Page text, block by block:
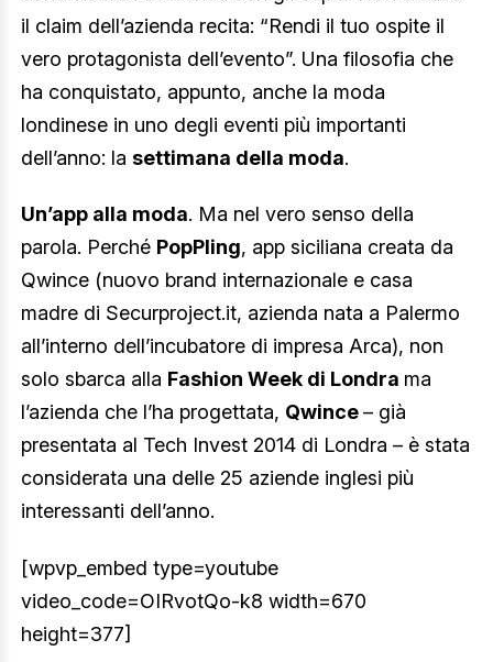
il claim dell’azienda recita: “Rendi il tuo ospite il
vero protagonista dell’evento”. Una filosofia che
ha conquistato, appunto, anche la moda
londinese in uno degli eventi più importanti
dell’anno: la settimana della moda.
Un’app alla moda. Ma nel vero senso della
parola. Perché PopPling, app siciliana creata da
Qwince (nuovo brand internazionale e casa
madre di Securproject.it, azienda nata a Palermo
all’interno dell’incubatore di impresa Arca), non
solo sbarca alla Fashion Week di Londra ma
l’azienda che l’ha progettata, Qwince– già
presentata al Tech Invest 2014 di Londra – è stata
considerata una delle 25 aziende inglesi più
interessanti dell’anno.
[wpvp_embed type=youtube
video_code=OIRvotQo-k8 width=670
height=377]